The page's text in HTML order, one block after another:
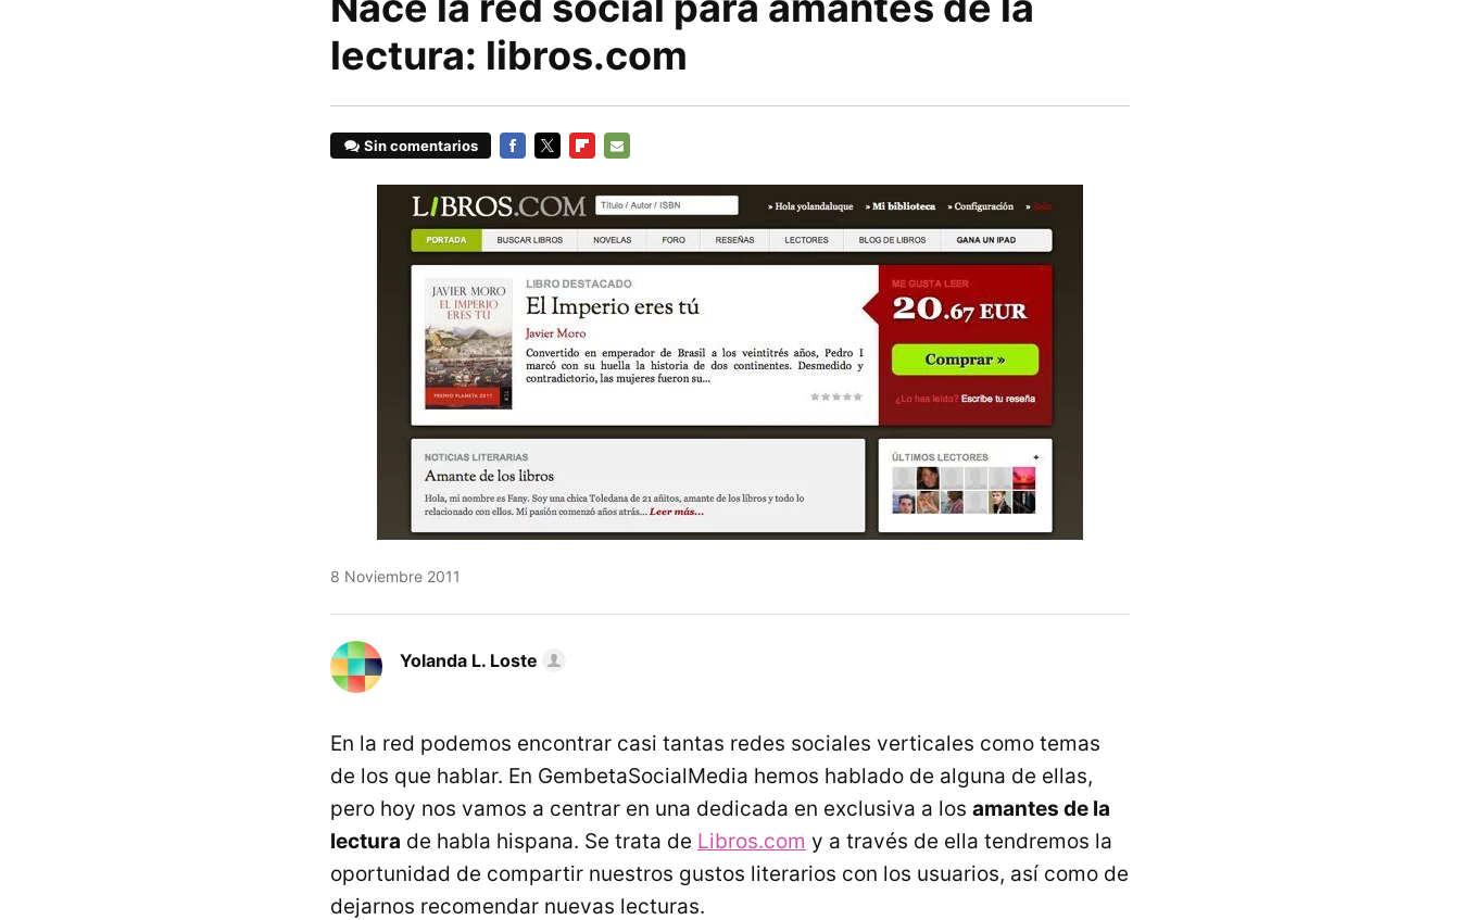
lectura: libros.com
Sin comentarios
MAIL
8 Noviembre 2011
Yolanda L. Loste
En la red podemos encontrar casi tantas redes sociales verticales como temas
de los que hablar. En GembetaSocialMedia hemos hablado de alguna de ellas,
pero hoy nos vamos a centrar en una dedicada en exclusiva a los amantes de la
lectura de habla hispana. Se trata de Libros.com y a través de ella tendremos la
oportunidad de compartir nuestros gustos literarios con los usuarios, así como de
dejarnos recomendar nuevas lecturas.